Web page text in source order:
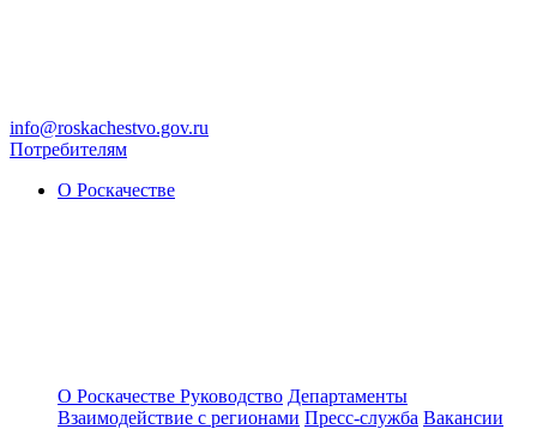
info@roskachestvo.gov.ru
Потребителям
О Роскачестве
О Роскачестве Руководство Департаменты
Взаимодействие с регионами Пресс-служба Вакансии